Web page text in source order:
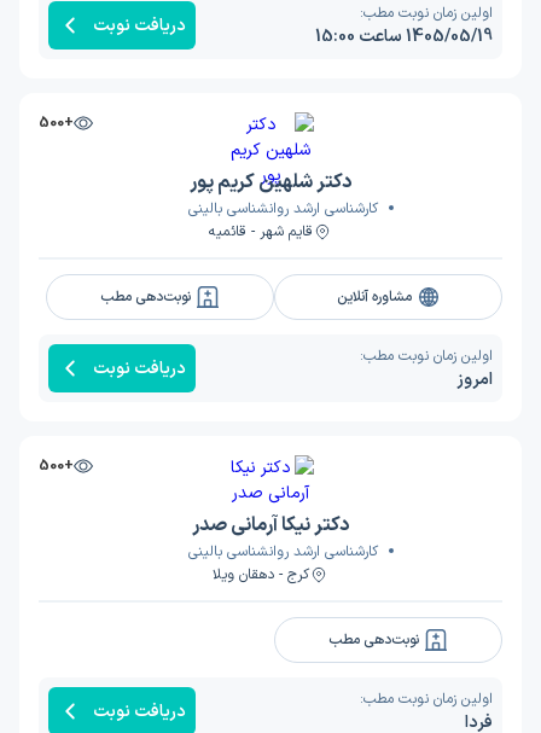
اولین زمان نوبت مطب:
1405/05/19 ساعت 15:00 دریافت نوبت
+500
دکتر شلهین کریم پور
کارشناسی ارشد روانشناسی بالینی
قایم شهر - قائمیه
مشاوره آنلاین نوبت‌دهی مطب
اولین زمان نوبت مطب:
امروز دریافت نوبت
+500
دکتر نیکا آرمانی صدر
کارشناسی ارشد روانشناسی بالینی
کرج - دهقان ویلا
نوبت‌دهی مطب
اولین زمان نوبت مطب:
فردا دریافت نوبت